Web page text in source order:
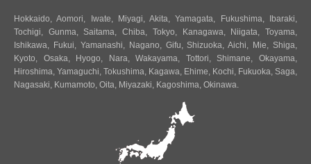
Hokkaido,Aomori, Iwate, Miyagi,Akita,Yamagata, Fukushima, Ibaraki,
Tochigi, Gunma, Saitama,Chiba, Tokyo, Kanagawa, Niigata,Toyama,
Ishikawa, Fukui, Yamanashi, Nagano, Gifu, Shizuoka,Aichi, Mie, Shiga,
Kyoto, Osaka, Hyogo, Nara,Wakayama, Tottori, Shimane,Okayama,
Hiroshima, Yamaguchi, Tokushima, Kagawa, Ehime, Kochi, Fukuoka, Saga,
Nagasaki, Kumamoto, Oita, Miyazaki, Kagoshima, Okinawa.